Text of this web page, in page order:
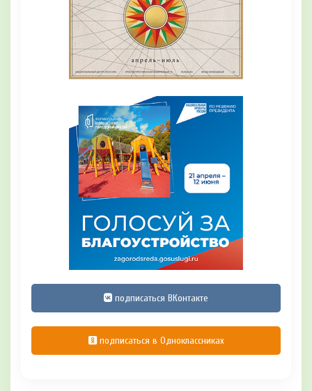
подписаться ВКонтакте
подписаться в Одноклассниках